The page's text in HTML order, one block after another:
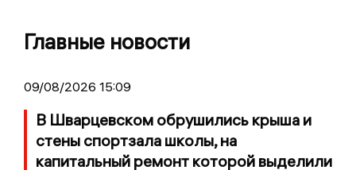
Главные новости
09/08/2026 15:09
В Шварцевском обрушились крыша и
стены спортзала школы, на
капитальный ремонт которой выделили